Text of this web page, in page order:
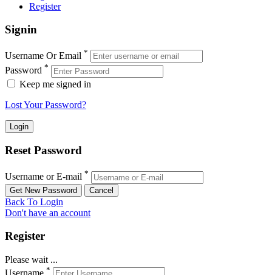
Register
Signin
Username Or Email *
Password *
Keep me signed in
Lost Your Password?
Reset Password
Username or E-mail *
Back To Login
Don't have an account
Register
Please wait ...
*